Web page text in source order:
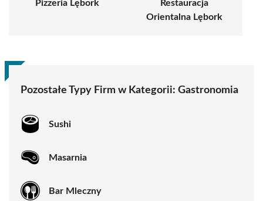
Pizzeria Lębork
Restauracja
Orientalna Lębork
Pozostałe Typy Firm w Kategorii: Gastronomia
Sushi
Masarnia
Bar Mleczny